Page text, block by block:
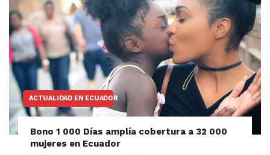
ACTUALIDAD EN ECUADOR
Bono 1 000 Días amplía cobertura a 32 000
mujeres en Ecuador